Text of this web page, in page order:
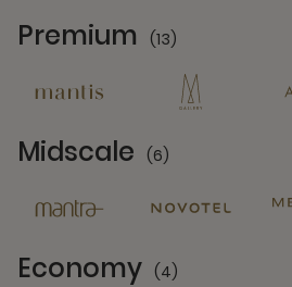
Premium (13)
Midscale (6)
Economy (4)